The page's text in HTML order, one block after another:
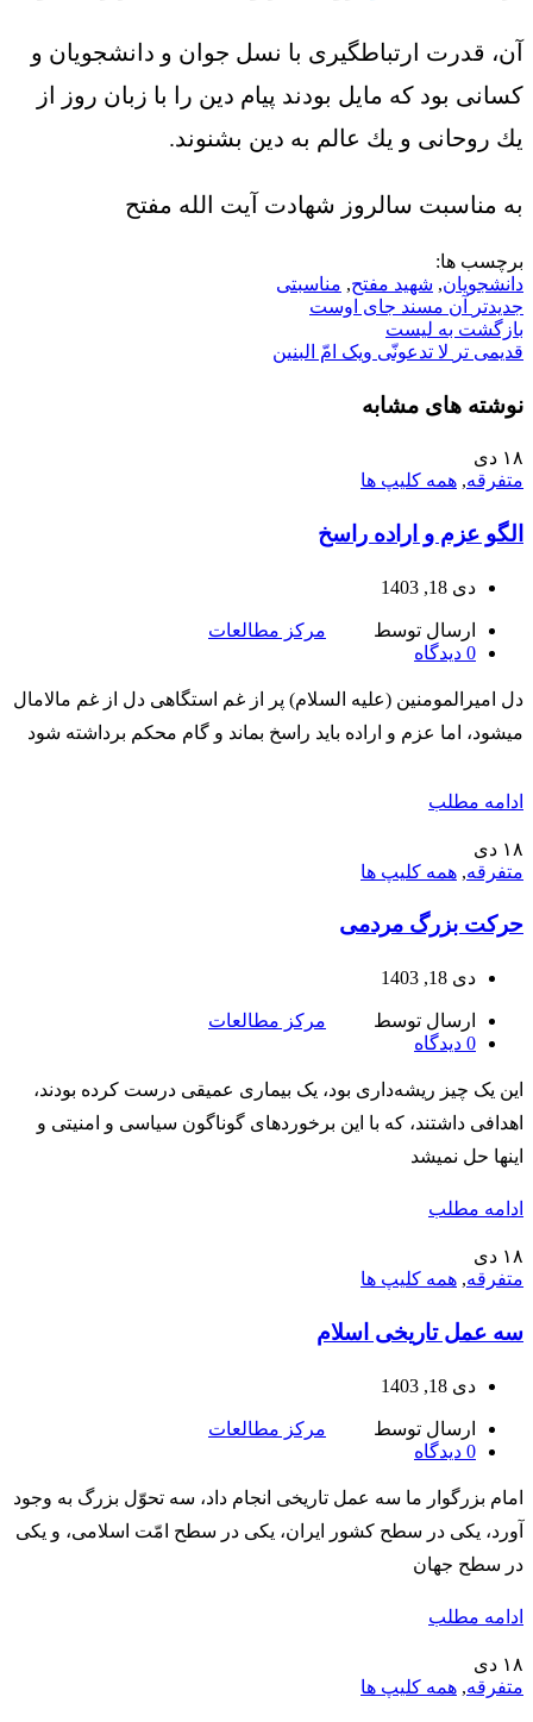
آن، قدرت ارتباطگیری با نسل جوان و دانشجویان و
كسانی بود كه مایل بودند پیام دین را با زبان روز از
یك روحانی و یك عالم به دین بشنوند.
به مناسبت سالروز شهادت آیت الله مفتح
برچسب ها:
دانشجویان, شهید مفتح, مناسبتی
جدیدتر
آن مسند جای اوست
بازگشت به لیست
قدیمی تر لا تدعونّی ویک امّ البنین
نوشته های مشابه
۱۸ دی
متفرقه, همه کلیپ ها
الگو عزم و اراده راسخ
دی 18, 1403
ارسال توسط
مرکز مطالعات
0 دیدگاه
دل امیرالمومنین (علیه السلام) پر از غم استگاهی دل از غم مالامال
میشود، اما عزم و اراده باید راسخ بماند و گام محکم برداشته شود
ادامه مطلب
۱۸ دی
متفرقه, همه کلیپ ها
حرکت بزرگ مردمی
دی 18, 1403
ارسال توسط
مرکز مطالعات
0 دیدگاه
این یک چیز ریشه‌داری بود، یک بیماری عمیقی درست کرده بودند،
اهدافی داشتند، که با این برخوردهای گوناگون سیاسی و امنیتی و
اینها حل نمیشد
ادامه مطلب
۱۸ دی
متفرقه, همه کلیپ ها
سه عمل تاریخی اسلام
دی 18, 1403
ارسال توسط
مرکز مطالعات
0 دیدگاه
امام بزرگوار ما سه عمل تاریخی انجام داد، سه تحوّل بزرگ به وجود
آورد، یکی در سطح کشور ایران، یکی در سطح امّت اسلامی، و یکی
در سطح جهان
ادامه مطلب
۱۸ دی
متفرقه, همه کلیپ ها